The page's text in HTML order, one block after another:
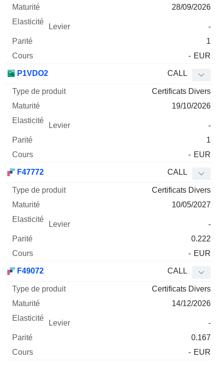
28/09/2026
-
1
- EUR
P1VDO2 CALL
Certificats Divers
19/10/2026
-
1
- EUR
F47772 CALL
Certificats Divers
10/05/2027
-
0.222
- EUR
F49072 CALL
Certificats Divers
14/12/2026
-
0.167
- EUR